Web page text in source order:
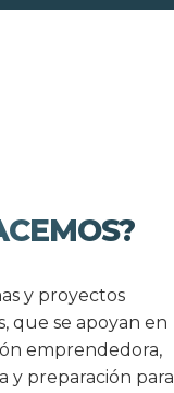
y proyectos
que se apoyan en
emprendedora,
y preparación ​para